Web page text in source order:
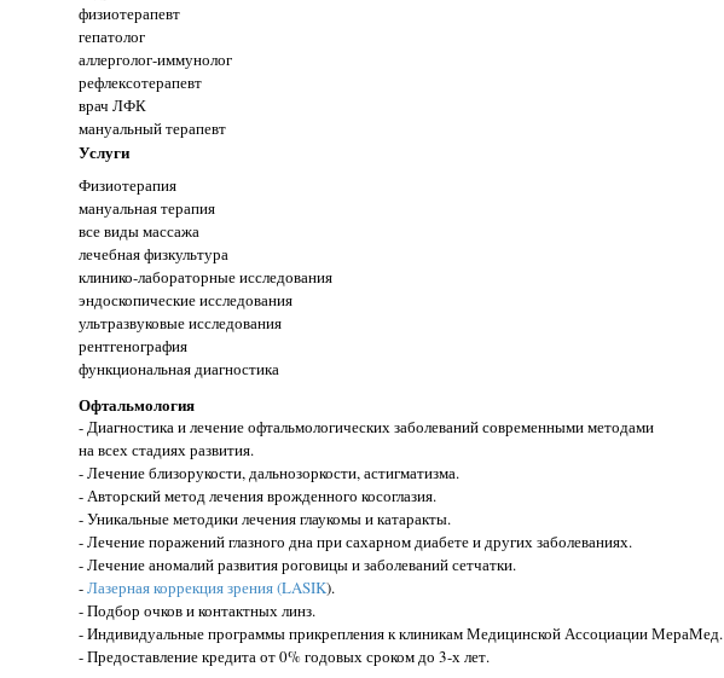
физиотерапевт
гепатолог
аллерголог-иммунолог
рефлексотерапевт
врач ЛФК
мануальный терапевт
Услуги
Физиотерапия
мануальная терапия
все виды массажа
лечебная физкультура
клинико-лабораторные исследования
эндоскопические исследования
ультразвуковые исследования
рентгенография
функциональная диагностика
Офтальмология
- Диагностика и лечение офтальмологических заболеваний современными методами
на всех стадиях развития.
- Лечение близорукости, дальнозоркости, астигматизма.
- Авторский метод лечения врожденного косоглазия.
- Уникальные методики лечения глаукомы и катаракты.
- Лечение поражений глазного дна при сахарном диабете и других заболеваниях.
- Лечение аномалий развития роговицы и заболеваний сетчатки.
-Лазерная коррекция зрения (LASIK).
- Подбор очков и контактных линз.
- Индивидуальные программы прикрепления к клиникам Медицинской Ассоциации МераМед.
- Предоставление кредита от 0% годовых сроком до 3-х лет.